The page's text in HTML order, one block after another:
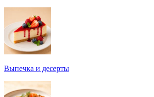
Выпечка и десерты